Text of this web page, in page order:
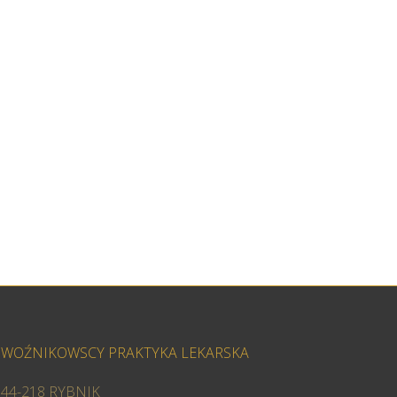
WOŹNIKOWSCY PRAKTYKA LEKARSKA
44-218 RYBNIK